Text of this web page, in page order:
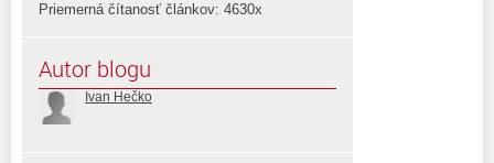
Priemerná čítanosť článkov: 4630x
Autor blogu
Ivan Hečko